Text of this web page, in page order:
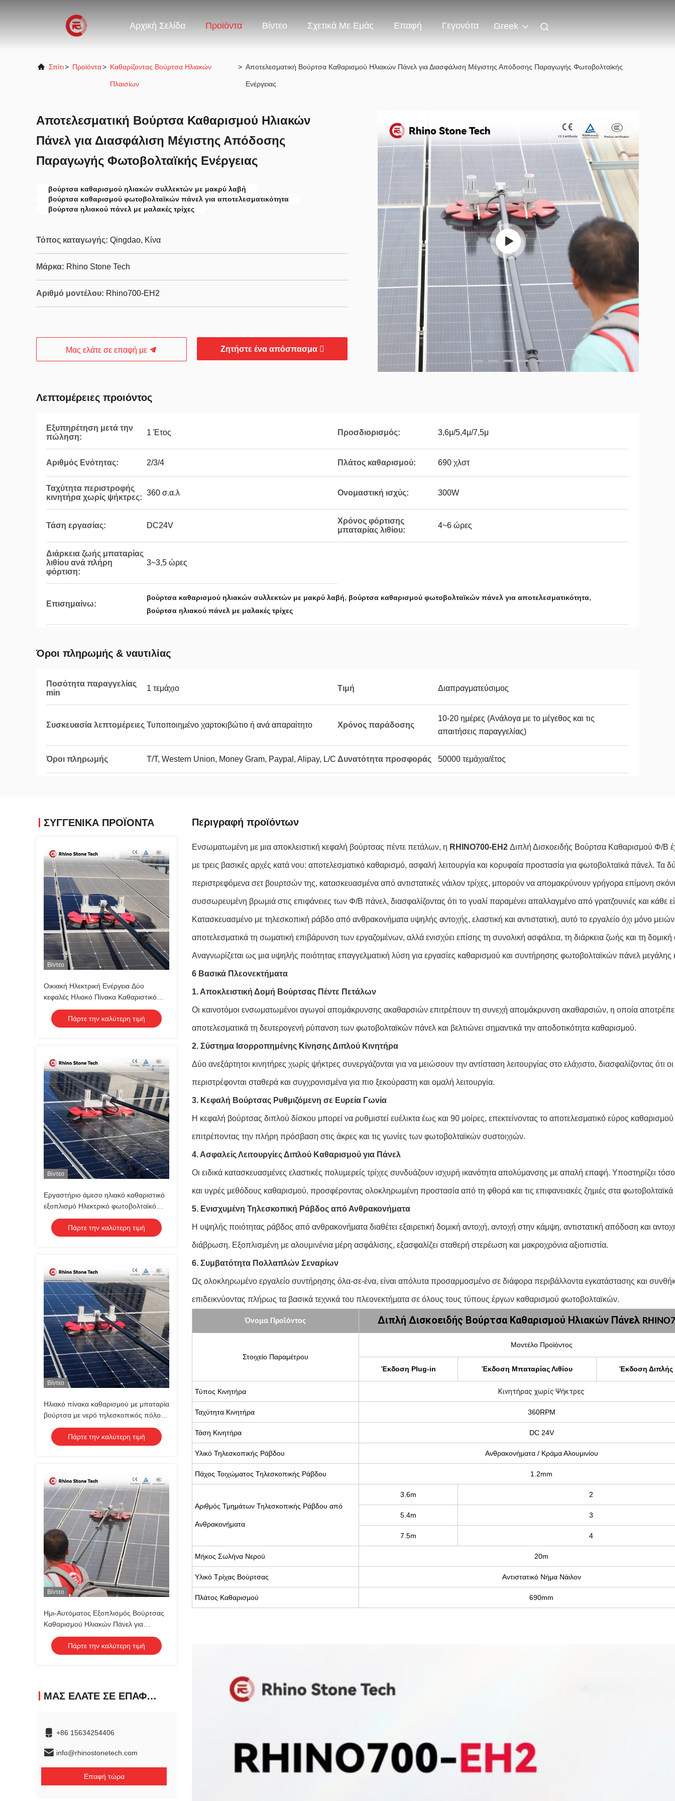
Αρχική Σελίδα Προϊόντα Βίντεο Σχετικά Με Εμάς Επαφή Γεγονότα Greek
Σπίτι> Προϊόντα> Καθαρίζοντας Βούρτσα Ηλιακών
Πλαισίων
> Αποτελεσματική Βούρτσα Καθαρισμού Ηλιακών Πάνελ για Διασφάλιση Μέγιστης Απόδοσης Παραγωγής Φωτοβολταϊκής
Ενέργειας
Αποτελεσματική Βούρτσα Καθαρισμού Ηλιακών
Πάνελ για Διασφάλιση Μέγιστης Απόδοσης
Παραγωγής Φωτοβολταϊκής Ενέργειας
βούρτσα καθαρισμού ηλιακών συλλεκτών με μακρύ λαβή
βούρτσα καθαρισμού φωτοβολταϊκών πάνελ για αποτελεσματικότητα
βούρτσα ηλιακού πάνελ με μαλακές τρίχες
Τόπος καταγωγής: Qingdao, Κίνα
Μάρκα: Rhino Stone Tech
Αριθμό μοντέλου: Rhino700-EH2
Μας ελάτε σε επαφή με Ζητήστε ένα απόσπασμα
Λεπτομέρειες προιόντος
Εξυπηρέτηση μετά την
πώληση:
1 Έτος Προσδιορισμός: 3,6μ/5,4μ/7,5μ
Αριθμός Ενότητας: 2/3/4 Πλάτος καθαρισμού: 690 χλστ
Ταχύτητα περιστροφής
κινητήρα χωρίς ψήκτρες:
360 σ.α.λ Ονομαστική ισχύς: 300W
Τάση εργασίας: DC24V
Χρόνος φόρτισης
μπαταρίας λιθίου:
4~6 ώρες
Διάρκεια ζωής μπαταρίας
λιθίου ανά πλήρη
φόρτιση:
3~3,5 ώρες
Επισημαίνω:
βούρτσα καθαρισμού ηλιακών συλλεκτών με μακρύ λαβή, βούρτσα καθαρισμού φωτοβολταϊκών πάνελ για αποτελεσματικότητα,
βούρτσα ηλιακού πάνελ με μαλακές τρίχες
Όροι πληρωμής & ναυτιλίας
Ποσότητα παραγγελίας
min
1 τεμάχιο Τιμή Διαπραγματεύσιμος
Συσκευασία λεπτομέρειες Τυποποιημένο χαρτοκιβώτιο ή ανά απαραίτητο Χρόνος παράδοσης
10-20 ημέρες (Ανάλογα με το μέγεθος και τις
απαιτήσεις παραγγελίας)
Όροι πληρωμής T/T, Western Union, Money Gram, Paypal, Alipay, L/C Δυνατότητα προσφοράς 50000 τεμάχια/έτος
ΣΥΓΓΕΝΙΚΆ ΠΡΟΪΌΝΤΑ
Βίντεο
Οικιακή Ηλεκτρική Ενέργεια Δύο
κεφαλές Ηλιακό Πίνακα Καθαριστικό
Βούρτσα Φωτοβολταϊκή Βούρτσα με
τηλεσκοπικό ραβδί που περνά το νερό
Πάρτε την καλύτερη τιμή
Βίντεο
Εργαστήριο άμεσο ηλιακό καθαριστικό
εξοπλισμό Ηλεκτρικό φωτοβολταϊκό
πίνακα καθαριστικό βούρτσα διπλής
κεφαλής ηλιακό πίνακα καθαριστικό
βούρτσα με τηλεσκοπικό ραβδί
Πάρτε την καλύτερη τιμή
Βίντεο
Ηλιακό πίνακα καθαρισμού με μπαταρία
βούρτσα με νερό τηλεσκοπικός πόλος
Ηλιακό καθαριστικό μηχανισμό
Πάρτε την καλύτερη τιμή
Βίντεο
Ημι-Αυτόματος Εξοπλισμός Βούρτσας
Καθαρισμού Ηλιακών Πάνελ για
Συντήρηση Φωτοβολταϊκών Πάνελ
Πάρτε την καλύτερη τιμή
ΜΑΣ ΕΛΆΤΕ ΣΕ ΕΠΑΦΉ ΜΕ
+86 15634254406
info@rhinostonetech.com
Επαφή τώρα
Περιγραφή προϊόντων
Ενσωματωμένη με μια αποκλειστική κεφαλή βούρτσας πέντε πετάλων, η RHINO700-EH2 Διπλή Δισκοειδής Βούρτσα Καθαρισμού Φ/Β
με τρεις βασικές αρχές κατά νου: αποτελεσματικό καθαρισμό, ασφαλή λειτουργία και κορυφαία προστασία για φωτοβολταϊκά πάνελ. Τα
περιστρεφόμενα σετ βουρτσών της, κατασκευασμένα από αντιστατικές νάιλον τρίχες, μπορούν να απομακρύνουν γρήγορα επίμονη
συσσωρευμένη βρωμιά στις επιφάνειες των Φ/Β πάνελ, διασφαλίζοντας ότι το γυαλί παραμένει απαλλαγμένο από γρατζουνιές και κάθε
Κατασκευασμένο με τηλεσκοπική ράβδο από ανθρακονήματα υψηλής αντοχής, ελαστική και αντιστατική, αυτό το εργαλείο όχι μόνο
αποτελεσματικά τη σωματική επιβάρυνση των εργαζομένων, αλλά ενισχύει επίσης τη συνολική ασφάλεια, τη διάρκεια ζωής και τη δομική
Αναγνωρίζεται ως μια υψηλής ποιότητας επαγγελματική λύση για εργασίες καθαρισμού και συντήρησης φωτοβολταϊκών πάνελ μεγάλης
6 Βασικά Πλεονεκτήματα
1. Αποκλειστική Δομή Βούρτσας Πέντε Πετάλων
Οι καινοτόμοι ενσωματωμένοι αγωγοί απομάκρυνσης ακαθαρσιών επιτρέπουν τη συνεχή απομάκρυνση ακαθαρσιών, η οποία
αποτελεσματικά τη δευτερογενή ρύπανση των φωτοβολταϊκών πάνελ και βελτιώνει σημαντικά την αποδοτικότητα καθαρισμού.
2. Σύστημα Ισορροπημένης Κίνησης Διπλού Κινητήρα
Δύο ανεξάρτητοι κινητήρες χωρίς ψήκτρες συνεργάζονται για να μειώσουν την αντίσταση λειτουργίας στο ελάχιστο, διασφαλίζοντας ότι οι
περιστρέφονται σταθερά και συγχρονισμένα για πιο ξεκούραστη και ομαλή λειτουργία.
3. Κεφαλή Βούρτσας Ρυθμιζόμενη σε Ευρεία Γωνία
Η κεφαλή βούρτσας διπλού δίσκου μπορεί να ρυθμιστεί ευέλικτα έως και 90 μοίρες, επεκτείνοντας το αποτελεσματικό εύρος καθαρισμού
επιτρέποντας την πλήρη πρόσβαση στις άκρες και τις γωνίες των φωτοβολταϊκών συστοιχιών.
4. Ασφαλείς Λειτουργίες Διπλού Καθαρισμού για Πάνελ
Οι ειδικά κατασκευασμένες ελαστικές πολυμερείς τρίχες συνδυάζουν ισχυρή ικανότητα απολύμανσης με απαλή επαφή. Υποστηρίζει
και υγρές μεθόδους καθαρισμού, προσφέροντας ολοκληρωμένη προστασία από τη φθορά και τις επιφανειακές ζημιές στα
5. Ενισχυμένη Τηλεσκοπική Ράβδος από Ανθρακονήματα
Η υψηλής ποιότητας ράβδος από ανθρακονήματα διαθέτει εξαιρετική δομική αντοχή, αντοχή στην κάμψη, αντιστατική απόδοση και
διάβρωση. Εξοπλισμένη με αλουμινένια μέρη ασφάλισης, εξασφαλίζει σταθερή στερέωση και μακροχρόνια αξιοπιστία.
6. Συμβατότητα Πολλαπλών Σεναρίων
Ως ολοκληρωμένο εργαλείο συντήρησης όλα-σε-ένα, είναι απόλυτα προσαρμοσμένο σε διάφορα περιβάλλοντα εγκατάστασης και
επιδεικνύοντας πλήρως τα βασικά τεχνικά του πλεονεκτήματα σε όλους τους τύπους έργων καθαρισμού φωτοβολταϊκών.
Όνομα Προϊόντος Διπλή Δισκοειδής Βούρτσα Καθαρισμού Ηλιακών Πάνελ
Στοιχείο Παραμέτρου
Μοντέλο Προϊόντος
Έκδοση Plug-in Έκδοση Μπαταρίας Λιθίου Έκδοση
Τύπος Κινητήρα Κινητήρας χωρίς Ψήκτρες
Ταχύτητα Κινητήρα 360RPM
Τάση Κινητήρα DC 24V
Υλικό Τηλεσκοπικής Ράβδου Ανθρακονήματα / Κράμα Αλουμινίου
Πάχος Τοιχώματος Τηλεσκοπικής Ράβδου 1.2mm
Αριθμός Τμημάτων Τηλεσκοπικής Ράβδου από
Ανθρακονήματα
3.6m 2
5.4m 3
7.5m 4
Μήκος Σωλήνα Νερού 20m
Υλικό Τρίχας Βούρτσας Αντιστατικό Νήμα Νάιλον
Πλάτος Καθαρισμού 690mm